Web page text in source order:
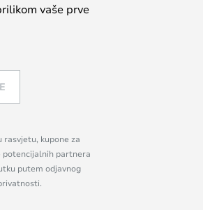
vaše prve
kupone za
potencijalnih partnera
putem odjavnog